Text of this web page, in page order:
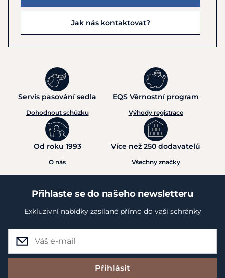
Jak nás kontaktovat?
Servis pasování sedla
Dohodnout schůzku
EQS Věrnostní program
Výhody registrace
Od roku 1993
O nás
Více než 250 dodavatelů
Všechny značky
Přihlaste se do našeho newsletteru
Exkluzivní nabídky zasílané přímo do vaší schránky
Přihlásit